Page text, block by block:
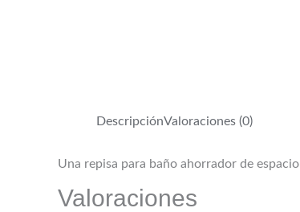
DescripciónValoraciones (0)
Una repisa para baño ahorrador de espacio
Valoraciones